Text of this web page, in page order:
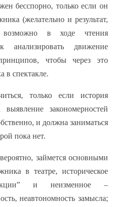
бесспорно, только если он
(желательно и результат,
в ходе чтения
анализировать движение
чтобы через это
в спектакле.
только если история
закономерностей
и должна заниматься
пока нет.
займется основными
в театре, историческое
и неизменное –
неавтономность замысла;